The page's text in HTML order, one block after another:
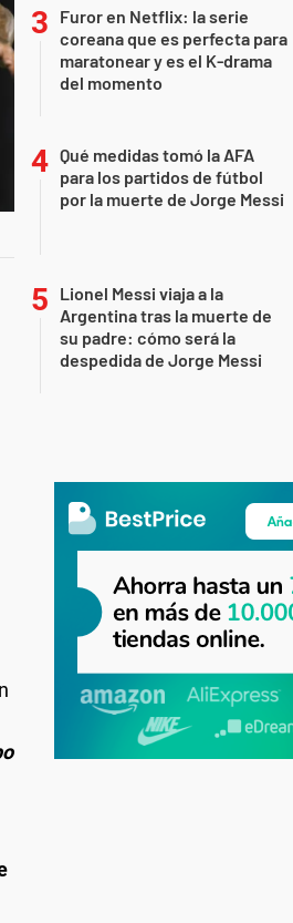
Furor en Netflix: la serie
coreana que es perfecta para
maratonear y es el K-drama
del momento
Qué medidas tomó la AFA
para los partidos de fútbol
por la muerte de Jorge Messi
Lionel Messi viaja a la
Argentina tras la muerte de
su padre: cómo será la
despedida de Jorge Messi